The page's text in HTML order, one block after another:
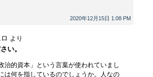
2020年12月15日 1:08 PM
より
い。
治的資本」という言葉が使われていまし
は何を指しているのでしょうか。人なの